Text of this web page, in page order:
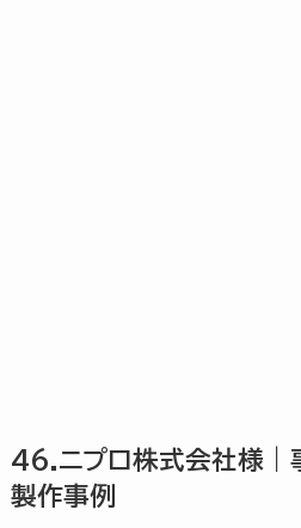
46.ニプロ株式会社様｜
製作事例